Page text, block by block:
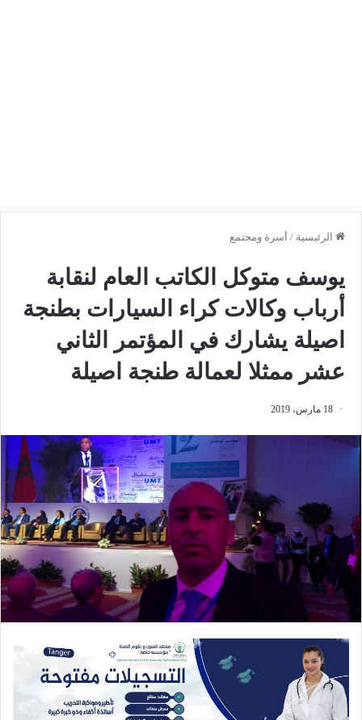
الرئيسية / أسرة ومجتمع
يوسف متوكل الكاتب العام لنقابة
أرباب وكالات كراء السيارات بطنجة
اصيلة يشارك في المؤتمر الثاني
عشر ممثلا لعمالة طنجة اصيلة
18 مارس، 2019